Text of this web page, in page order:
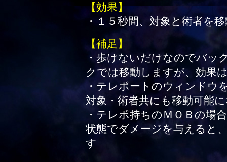
【効果】
・１５秒間、対象と術者を
【補足】
・歩けないだけなのでバッ
クでは移動しますが、効果
・テレポートのウィンドウ
対象・術者共にも移動可能
・テレポ持ちのＭＯＢの場
状態でダメージを与えると
す